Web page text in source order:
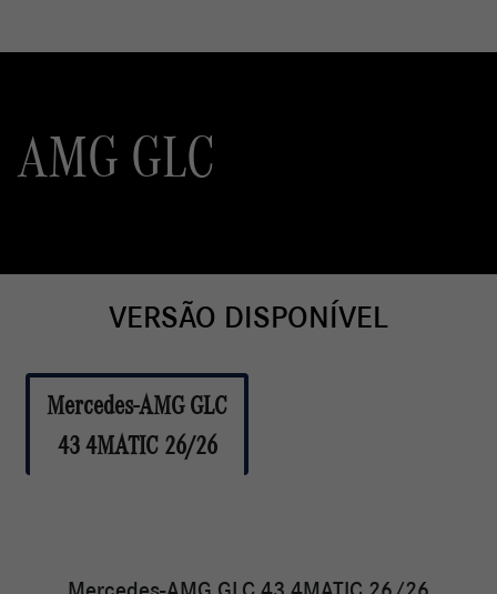
AMG GLC
VERSÃO DISPONÍVEL
Mercedes-AMG GLC
43 4MATIC 26/26